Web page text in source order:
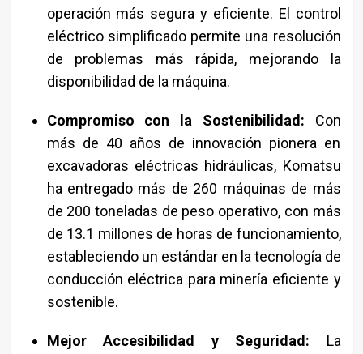
operación más segura y eficiente. El control
eléctrico simplificado permite una resolución
de problemas más rápida, mejorando la
disponibilidad de la máquina.
Compromiso con la Sostenibilidad: Con
más de 40 años de innovación pionera en
excavadoras eléctricas hidráulicas, Komatsu
ha entregado más de 260 máquinas de más
de 200 toneladas de peso operativo, con más
de 13.1 millones de horas de funcionamiento,
estableciendo un estándar en la tecnología de
conducción eléctrica para minería eficiente y
sostenible.
Mejor Accesibilidad y Seguridad: La